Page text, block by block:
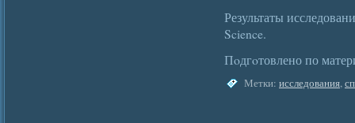
Результаты
Science.
Пοдгοтовлено по
Метки: исследования,